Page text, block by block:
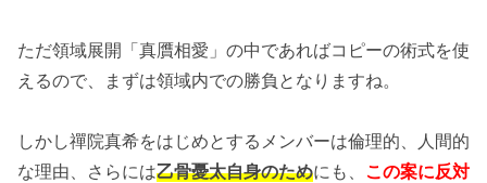
ただ領域展開「真贋相愛」の中であればコピーの術式を使
えるので、まずは領域内での勝負となりますね。
しかし禪院真希をはじめとするメンバーは倫理的、人間的
な理由、さらには乙骨憂太自身のためにも、 この案に反対